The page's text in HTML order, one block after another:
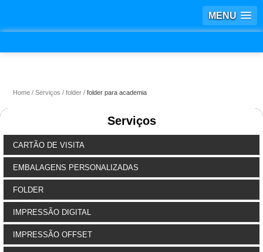
MENU
Home Serviços folder folder para academia
Serviços
CARTÃO DE VISITA
EMBALAGENS PERSONALIZADAS
FOLDER
IMPRESSÃO DIGITAL
IMPRESSÃO OFFSET